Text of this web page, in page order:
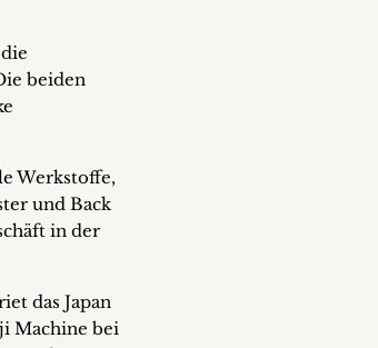
beiden
Werkstoffe,
und Back
in der
das Japan
Machine bei